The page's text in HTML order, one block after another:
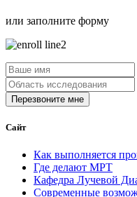
или заполните форму
Сайт
Как выполняется
Где делают МРТ
Кафедра Лучевой
Современные